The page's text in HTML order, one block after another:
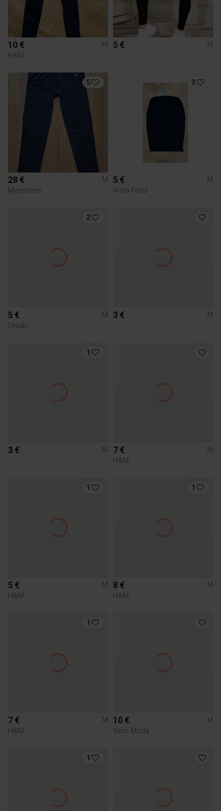
10 €
M
H&M
5 € M
5
28 €
M
Myprotein
3
5 €
M
Anna Field
2
5 €
M
Uniqlo
3 € M
1
3 € M 7 €
M
H&M
1
5 €
M
H&M
1
8 €
M
H&M
1
7 €
M
H&M
10 €
M
Vero Moda
1